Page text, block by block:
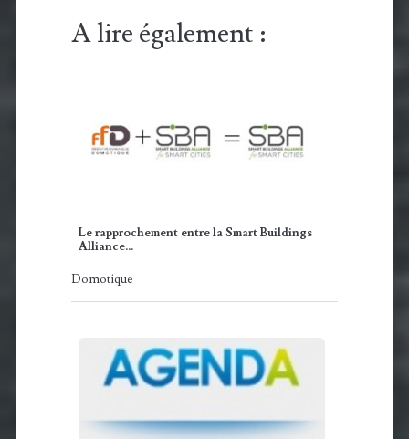
A lire également :
Le rapprochement entre la Smart Buildings
Alliance…
Domotique